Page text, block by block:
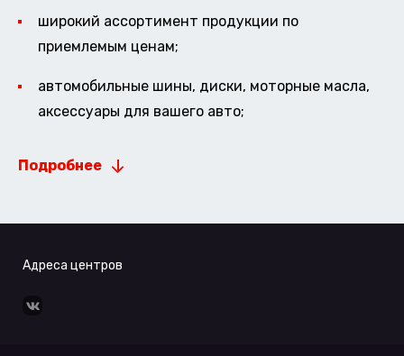
широкий ассортимент продукции по
приемлемым ценам;
автомобильные шины, диски, моторные масла,
аксессуары для вашего авто;
Подробнее
Адреса центров